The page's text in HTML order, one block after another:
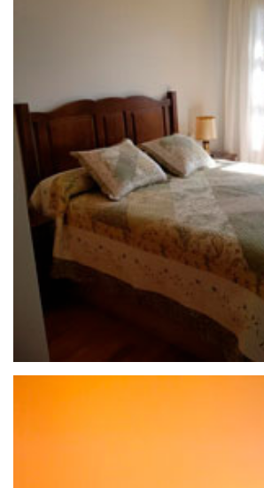
25 de septiembre de 2020
APARTAMENTO
PANTANO